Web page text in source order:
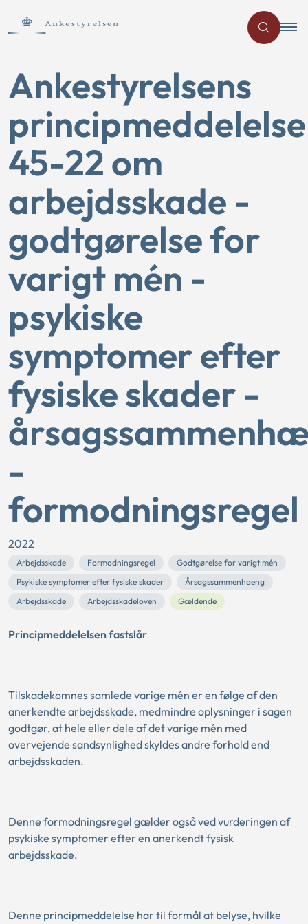
Ankestyrelsens
principmeddelelse
45-22 om
arbejdsskade -
godtgørelse for
varigt mén -
psykiske
symptomer efter
fysiske skader -
-
formodningsregel
2022
Arbejdsskade Formodningsregel
Godtgørelse for varigt mén
Psykiske symptomer efter fysiske skader
Årsagssammenhaeng
Arbejdsskade
Arbejdsskadeloven Gældende
Principmeddelelsen fastslår
Tilskadekomnes samlede varige mén er en følge af den
anerkendte arbejdsskade, medmindre oplysninger i sagen
godtgør, at hele eller dele af det varige mén med
overvejende sandsynlighed skyldes andre forhold end
arbejdsskaden.
Denne formodningsregel gælder også ved vurderingen af
psykiske symptomer efter en anerkendt fysisk
arbejdsskade.
Denne principmeddelelse har til formål at belyse, hvilke